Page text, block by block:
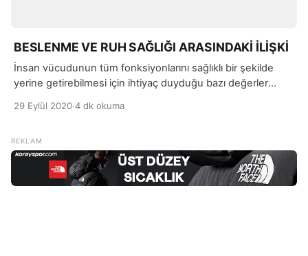
BESLENME VE RUH SAĞLIĞI ARASINDAKİ İLİŞKİ
İnsan vücudunun tüm fonksiyonlarını sağlıklı bir şekilde
yerine getirebilmesi için ihtiyaç duyduğu bazı değerler
düşünürsek, beslenmemizde yer alan gıdaların ruh
29 Eylül 2020·4 dk okuma